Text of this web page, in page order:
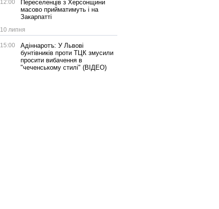
12:00
Переселенців з Херсонщини
масово прийматимуть і на
Закарпатті
10 липня
15:00
Адіннаротъ: У Львові
бунтівників проти ТЦК змусили
просити вибачення в
"чеченському стилі" (ВІДЕО)